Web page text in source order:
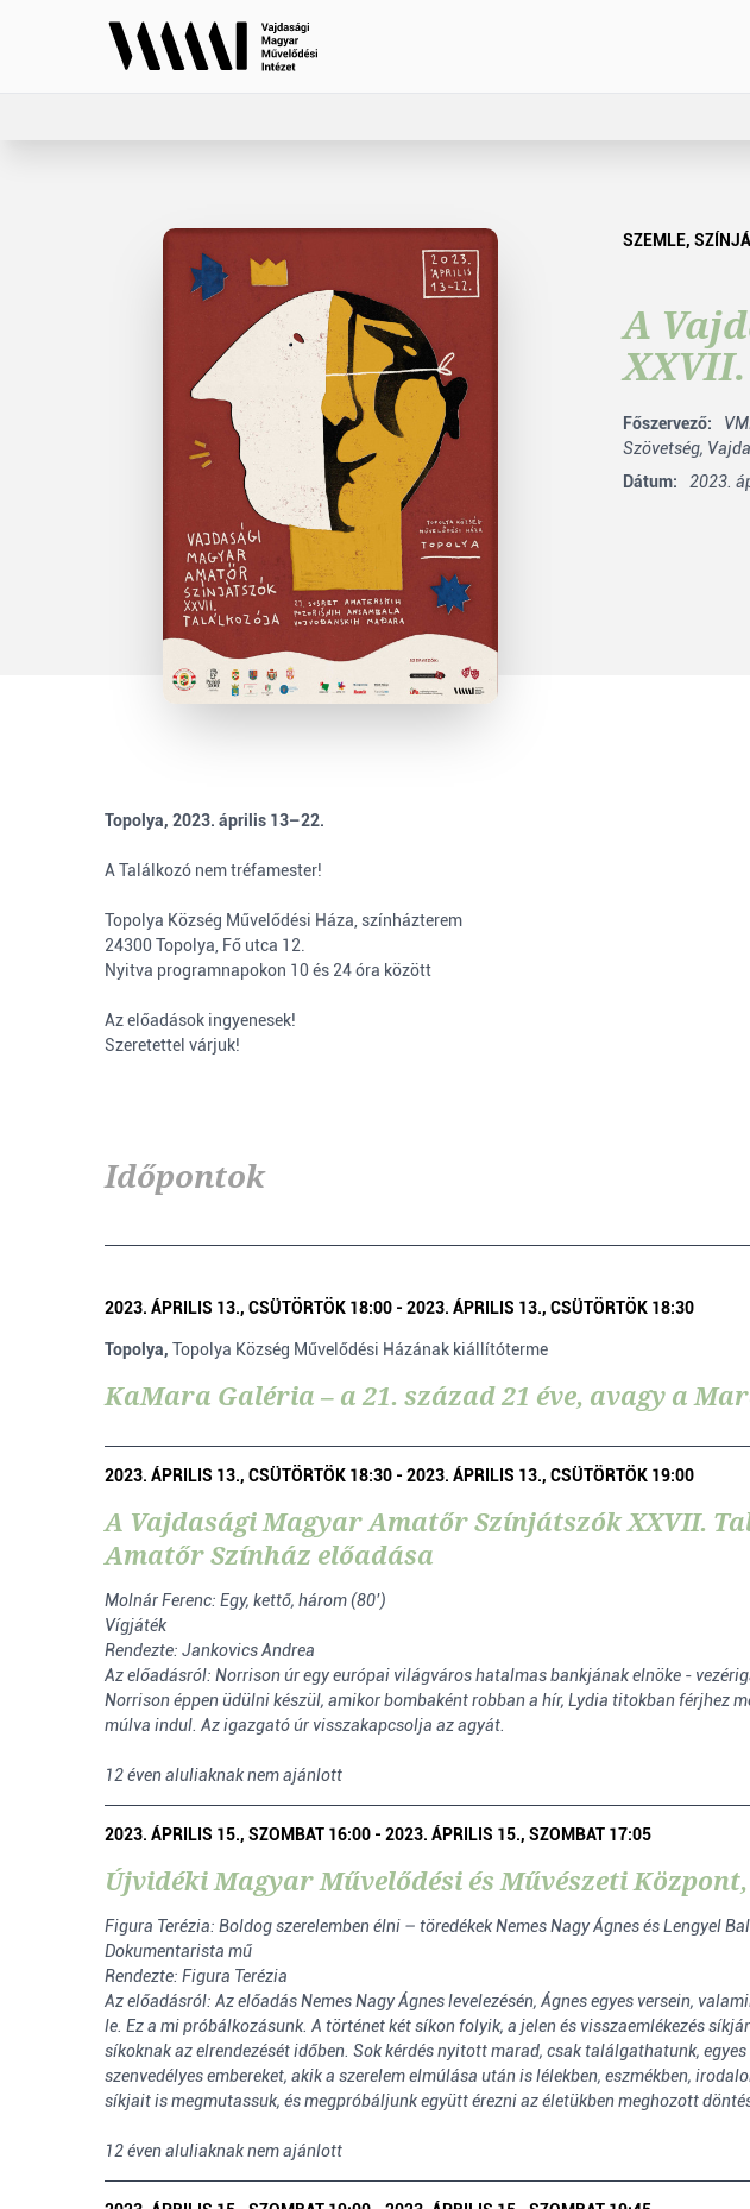
SZEMLE,
A
Főszervező:
Szövetség,
Dátum:
2023.
Topolya, 2023. április 13–22.
A Találkozó nem tréfamester!
Topolya Község Művelődési Háza, színházterem
24300 Topolya, Fő utca 12.
Nyitva programnapokon 10 és 24 óra között
Az előadások ingyenesek!
Szeretettel várjuk!
Időpontok
2023. ÁPRILIS 13., CSÜTÖRTÖK 18:00 - 2023. ÁPRILIS 13., CSÜTÖRTÖK 18:30
Topolya, Topolya Község Művelődési Házának kiállítóterme
KaMara Galéria – a 21. század 21 éve, avagy a
2023. ÁPRILIS 13., CSÜTÖRTÖK 18:30 - 2023. ÁPRILIS 13., CSÜTÖRTÖK 19:00
A Vajdasági Magyar Amatőr Színjátszók XXVII.
Amatőr Színház előadása
Molnár Ferenc: Egy, kettő, három (80’)
Vígjáték
Rendezte: Jankovics Andrea
Az előadásról: Norrison úr egy európai világváros hatalmas bankjának elnöke -
Norrison éppen üdülni készül, amikor bombaként robban a hír, Lydia titokban férjhez
múlva indul. Az igazgató úr visszakapcsolja az agyát.
12 éven aluliaknak nem ajánlott
2023. ÁPRILIS 15., SZOMBAT 16:00 - 2023. ÁPRILIS 15., SZOMBAT 17:05
Újvidéki Magyar Művelődési és Művészeti
Figura Terézia: Boldog szerelemben élni – töredékek Nemes Nagy Ágnes és Lengyel
Dokumentarista mű
Rendezte: Figura Terézia
Az előadásról: Az előadás Nemes Nagy Ágnes levelezésén, Ágnes egyes versein,
le. Ez a mi próbálkozásunk. A történet két síkon folyik, a jelen és visszaemlékezés
síkoknak az elrendezését időben. Sok kérdés nyitott marad, csak találgathatunk,
szenvedélyes embereket, akik a szerelem elmúlása után is lélekben, eszmékben,
síkjait is megmutassuk, és megpróbáljunk együtt érezni az életükben meghozott
12 éven aluliaknak nem ajánlott